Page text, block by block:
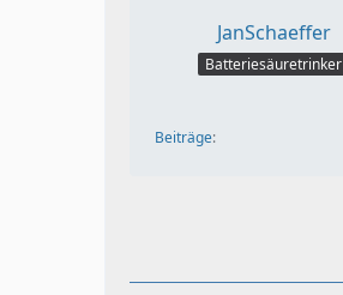
JanSchaeffer
Batteriesäuretrinker
Beiträge